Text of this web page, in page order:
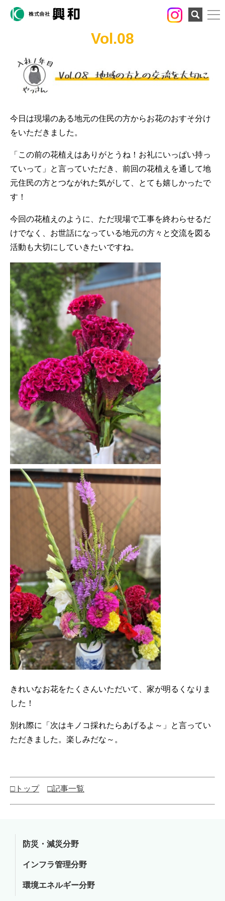
Vol.08
今日は現場のある地元の住民の方からお花のおすそ分け
をいただきました。
「この前の花植えはありがとうね！お礼にいっぱい持っ
ていって」と言っていただき、前回の花植えを通して地
元住民の方とつながれた気がして、とても嬉しかったで
す！
今回の花植えのように、ただ現場で工事を終わらせるだ
けでなく、お世話になっている地元の方々と交流を図る
活動も大切にしていきたいですね。
きれいなお花をたくさんいただいて、家が明るくなりま
した！
別れ際に「次はキノコ採れたらあげるよ～」と言ってい
ただきました。楽しみだな～。
□トップ □記事一覧
防災・減災分野
インフラ管理分野
環境エネルギー分野